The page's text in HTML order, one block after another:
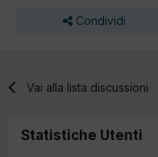
Condividi
Vai alla lista discussioni
Statistiche Utenti